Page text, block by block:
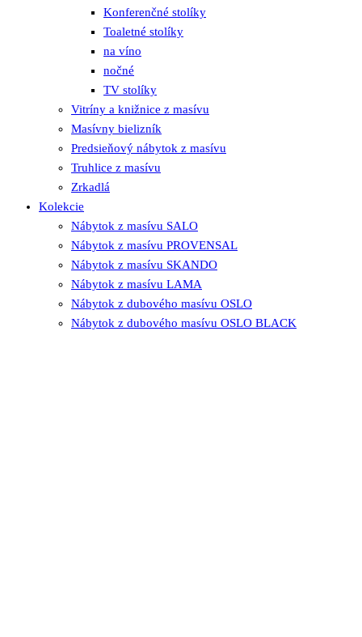
Konferenčné stolíky
Toaletné stolíky
na víno
nočné
TV stolíky
Vitríny a knižnice z masívu
Masívny bielizník
Predsieňový nábytok z masívu
Truhlice z masívu
Zrkadlá
Kolekcie
Nábytok z masívu SALO
Nábytok z masívu PROVENSAL
Nábytok z masívu SKANDO
Nábytok z masívu LAMA
Nábytok z dubového masívu OSLO
Nábytok z dubového masívu OSLO BLACK